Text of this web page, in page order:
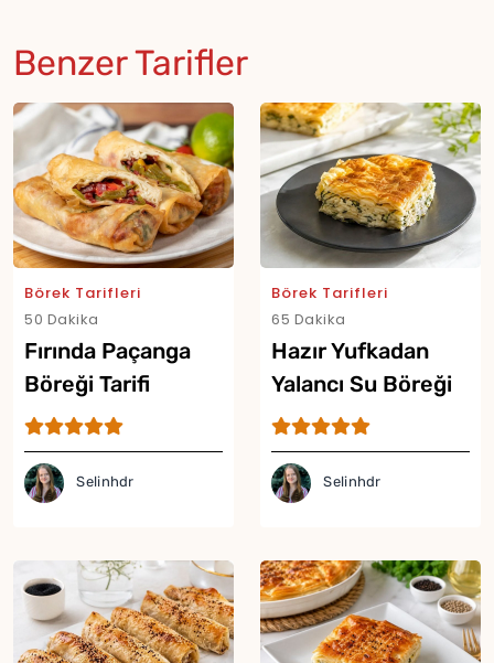
Benzer Tarifler
Börek Tarifleri
50 Dakika
Fırında Paçanga
Böreği Tarifi
Selinhdr
Börek Tarifleri
65 Dakika
Hazır Yufkadan
Yalancı Su Böreği
Tarifi
Selinhdr